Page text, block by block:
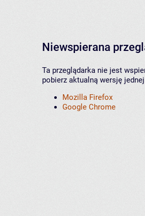
Niewspierana
Ta przeglądarka nie jest
pobierz aktualną wersję
Mozilla Firefox
Google Chrome